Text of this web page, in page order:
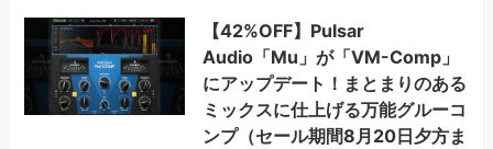
【42%OFF】Pulsar
Audio「Mu」が「VM-Comp」
にアップデート！まとまりのある
ミックスに仕上げる万能グルーコ
ンプ（セール期間8月20日夕方ま